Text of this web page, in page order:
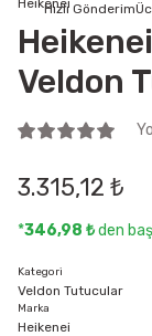
Hızlı Gönderim
Heikenei
Veldon
3.315,12 ₺
*346,98 ₺den
Kategori
Veldon Tutucular
Marka
Heikenei